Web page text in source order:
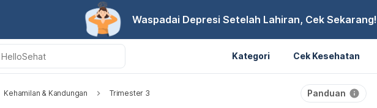
Waspadai Depresi Setelah Lahiran, Cek Sekarang!
Kategori Cek Kesehatan
Kehamilan & Kandungan Trimester 3 Panduan